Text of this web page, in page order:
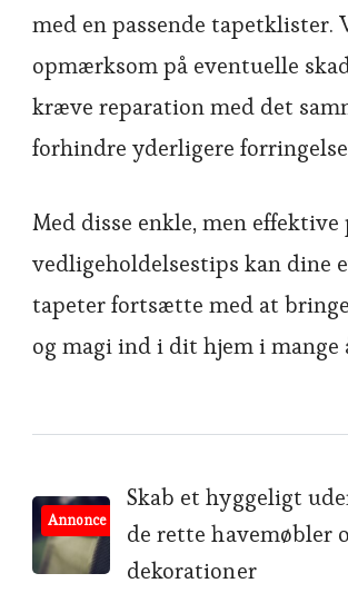
med en passende tapetklister.
opmærksom på eventuelle
kræve reparation med det
forhindre yderligere
Med disse enkle, men effektive
vedligeholdelsestips kan dine
tapeter fortsætte med at
og magi ind i dit hjem i mange
Post
Navigation
Annonce
Skab et hyggeligt
de rette havemøbler
dekorationer